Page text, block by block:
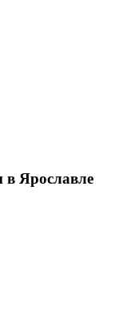
в Ярославле